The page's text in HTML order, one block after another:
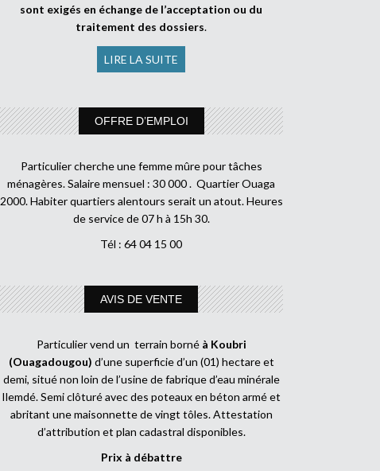
sont exigés en échange de l’acceptation ou du
traitement des dossiers.
LIRE LA SUITE
OFFRE D’EMPLOI
Particulier cherche une femme mûre pour tâches
ménagères. Salaire mensuel : 30 000 . Quartier Ouaga
2000. Habiter quartiers alentours serait un atout. Heures
de service de 07 h à 15h 30.
Tél : 64 04 15 00
AVIS DE VENTE
Particulier vend un terrain borné à Koubri
(Ouagadougou) d’une superficie d’un (01) hectare et
demi, situé non loin de l’usine de fabrique d’eau minérale
Ilemdé. Semi clôturé avec des poteaux en béton armé et
abritant une maisonnette de vingt tôles. Attestation
d’attribution et plan cadastral disponibles.
Prix à débattre